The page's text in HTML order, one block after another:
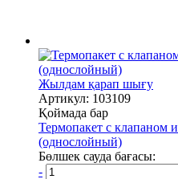
Жылдам қарап шығу
Артикул: 103109
Қоймада бар
Термопакет с клапаном
(однослойный)
Бөлшек сауда бағасы:
-